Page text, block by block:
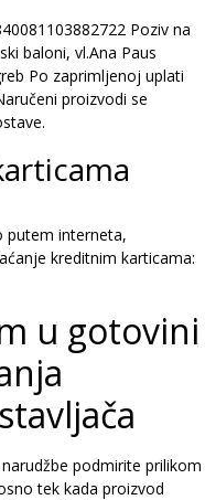
Poziv na
baloni, vl.Ana Paus
Po zaprimljenoj uplati
proizvodi se
putem interneta,
kreditnim karticama:
u gotovini
podmirite prilikom
tek kada proizvod